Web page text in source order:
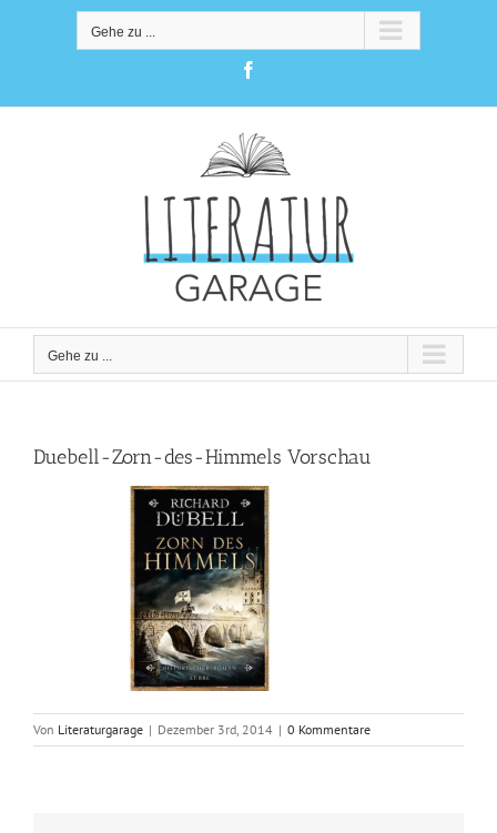
Gehe zu ...
Gehe zu ...
Duebell-Zorn-des-Himmels Vorschau
Von Literaturgarage | Dezember 3rd, 2014 | 0 Kommentare